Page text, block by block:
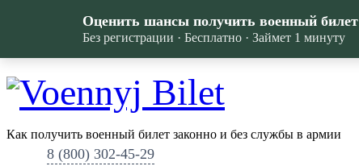
Как получить военный билет законно и без службы в армии
8 (800) 302-45-29
Оценить шансы получить военный билет
Без регистрации · Бесплатно · Займет 1 минуту